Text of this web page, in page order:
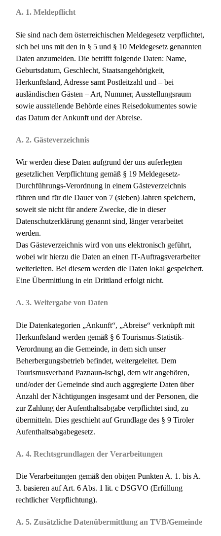
A. 1. Meldepflicht
Sie sind nach dem österreichischen Meldegesetz verpflichtet,
sich bei uns mit den in § 5 und § 10 Meldegesetz genannten
Daten anzumelden. Die betrifft folgende Daten: Name,
Geburtsdatum, Geschlecht, Staatsangehörigkeit,
Herkunftsland, Adresse samt Postleitzahl und – bei
ausländischen Gästen – Art, Nummer, Ausstellungsraum
sowie ausstellende Behörde eines Reisedokumentes sowie
das Datum der Ankunft und der Abreise.
A. 2. Gästeverzeichnis
Wir werden diese Daten aufgrund der uns auferlegten
gesetzlichen Verpflichtung gemäß § 19 Meldegesetz-
Durchführungs-Verordnung in einem Gästeverzeichnis
führen und für die Dauer von 7 (sieben) Jahren speichern,
soweit sie nicht für andere Zwecke, die in dieser
Datenschutzerklärung genannt sind, länger verarbeitet
werden.
Das Gästeverzeichnis wird von uns elektronisch geführt,
wobei wir hierzu die Daten an einen IT-Auftragsverarbeiter
weiterleiten. Bei diesem werden die Daten lokal gespeichert.
Eine Übermittlung in ein Drittland erfolgt nicht.
A. 3. Weitergabe von Daten
Die Datenkategorien „Ankunft“, „Abreise“ verknüpft mit
Herkunftsland werden gemäß § 6 Tourismus-Statistik-
Verordnung an die Gemeinde, in dem sich unser
Beherbergungsbetrieb befindet, weitergeleitet. Dem
Tourismusverband Paznaun-Ischgl, dem wir angehören,
und/oder der Gemeinde sind auch aggregierte Daten über
Anzahl der Nächtigungen insgesamt und der Personen, die
zur Zahlung der Aufenthaltsabgabe verpflichtet sind, zu
übermitteln. Dies geschieht auf Grundlage des § 9 Tiroler
Aufenthaltsabgabegesetz.
A. 4. Rechtsgrundlagen der Verarbeitungen
Die Verarbeitungen gemäß den obigen Punkten A. 1. bis A.
3. basieren auf Art. 6 Abs. 1 lit. c DSGVO (Erfüllung
rechtlicher Verpflichtung).
A. 5. Zusätzliche Datenübermittlung an TVB/Gemeinde